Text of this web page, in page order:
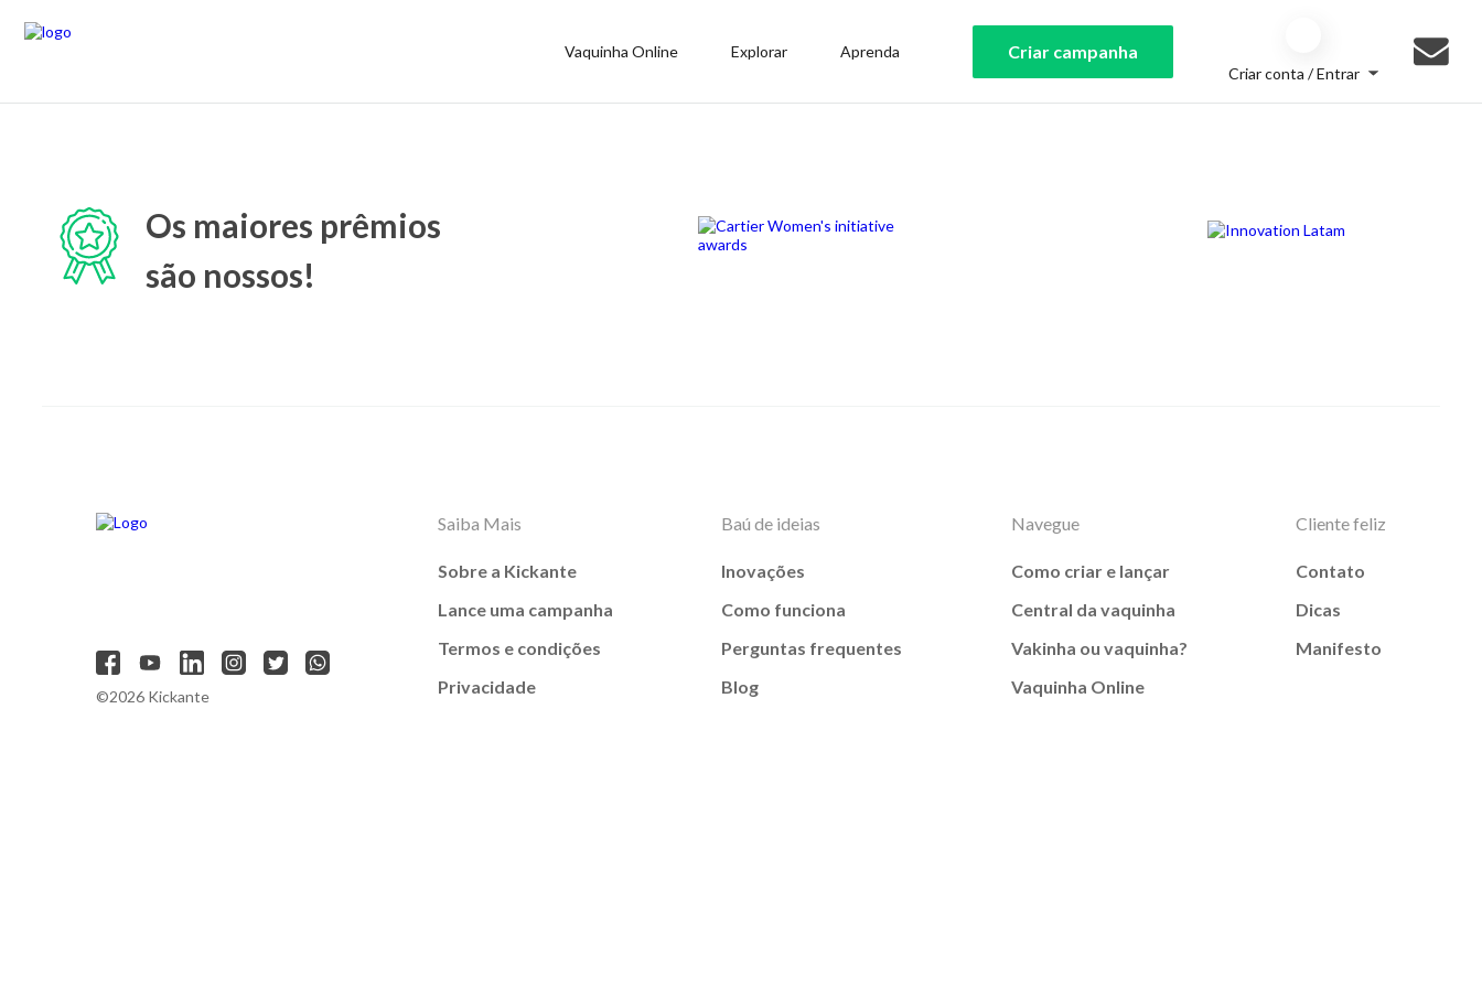
Vaquinha Online Explorar Aprenda Criar campanha
Criar conta / Entrar
Os maiores prêmios
são nossos!
©2026 Kickante
Saiba Mais
Sobre a Kickante
Lance uma campanha
Termos e condições
Privacidade
Baú de ideias
Inovações
Como funciona
Perguntas frequentes
Blog
Navegue
Como criar e lançar
Central da vaquinha
Vakinha ou vaquinha?
Vaquinha Online
Cliente feliz
Contato
Dicas
Manifesto